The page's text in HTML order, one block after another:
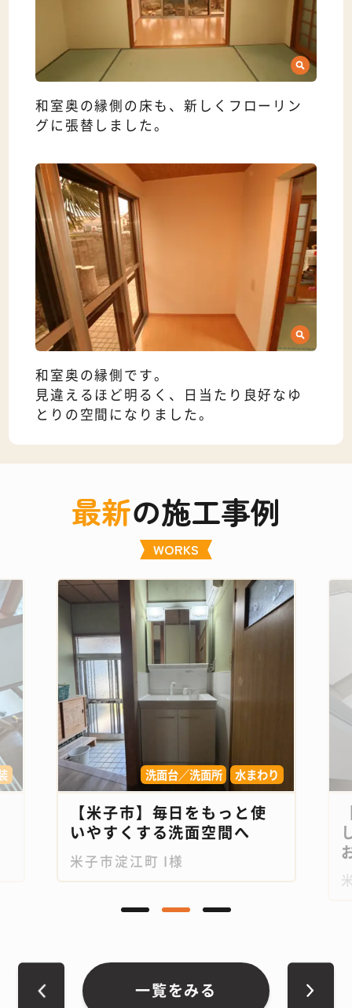
和室奥の縁側の床も、新しくフローリン
グに張替しました。
和室奥の縁側です。
見違えるほど明るく、日当たり良好なゆ
とりの空間になりました。
最新の施工事例
WORKS
洗面台／洗面所 水まわり
【米子市】毎日をもっと使
いやすくする洗面空間へ
米子市淀江町 I様
一覧をみる